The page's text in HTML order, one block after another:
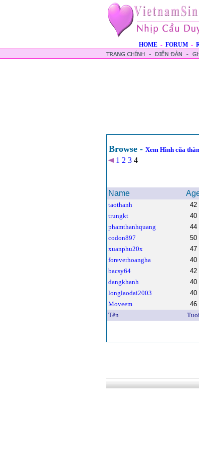
HOME - FORUM -
Browse - Xem Hình cũa
1 2 3 4
Name
taothanh 42
trungkt
40
phamthanhquang
44
codon897
50
xuanphu20x
47
foreverhoangha
40
bacsy64
42
dangkhanh
40
longlaodai2003
40
Moveem
46
Tên